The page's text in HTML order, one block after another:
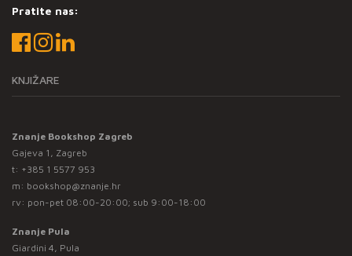
Pratite nas:
KNJIŽARE
Znanje Bookshop Zagreb
Gajeva 1, Zagreb
t: +385 1 5577 953
m: bookshop@znanje.hr
rv: pon-pet 08:00-20:00; sub 9:00-18:00
Znanje Pula
Giardini 4, Pula